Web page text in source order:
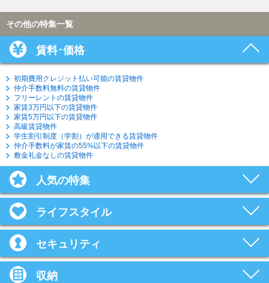
その他の特集一覧
賃料･価格
初期費用クレジット払い可能の賃貸物件
仲介手数料無料の賃貸物件
フリーレントの賃貸物件
家賃3万円以下の賃貸物件
家賃5万円以下の賃貸物件
高級賃貸物件
学生割引制度（学割）が適用できる賃貸物件
仲介手数料が家賃の55%以下の賃貸物件
敷金礼金なしの賃貸物件
人気の特集
ライフスタイル
セキュリティ
収納